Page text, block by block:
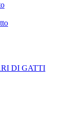
DI GATTI